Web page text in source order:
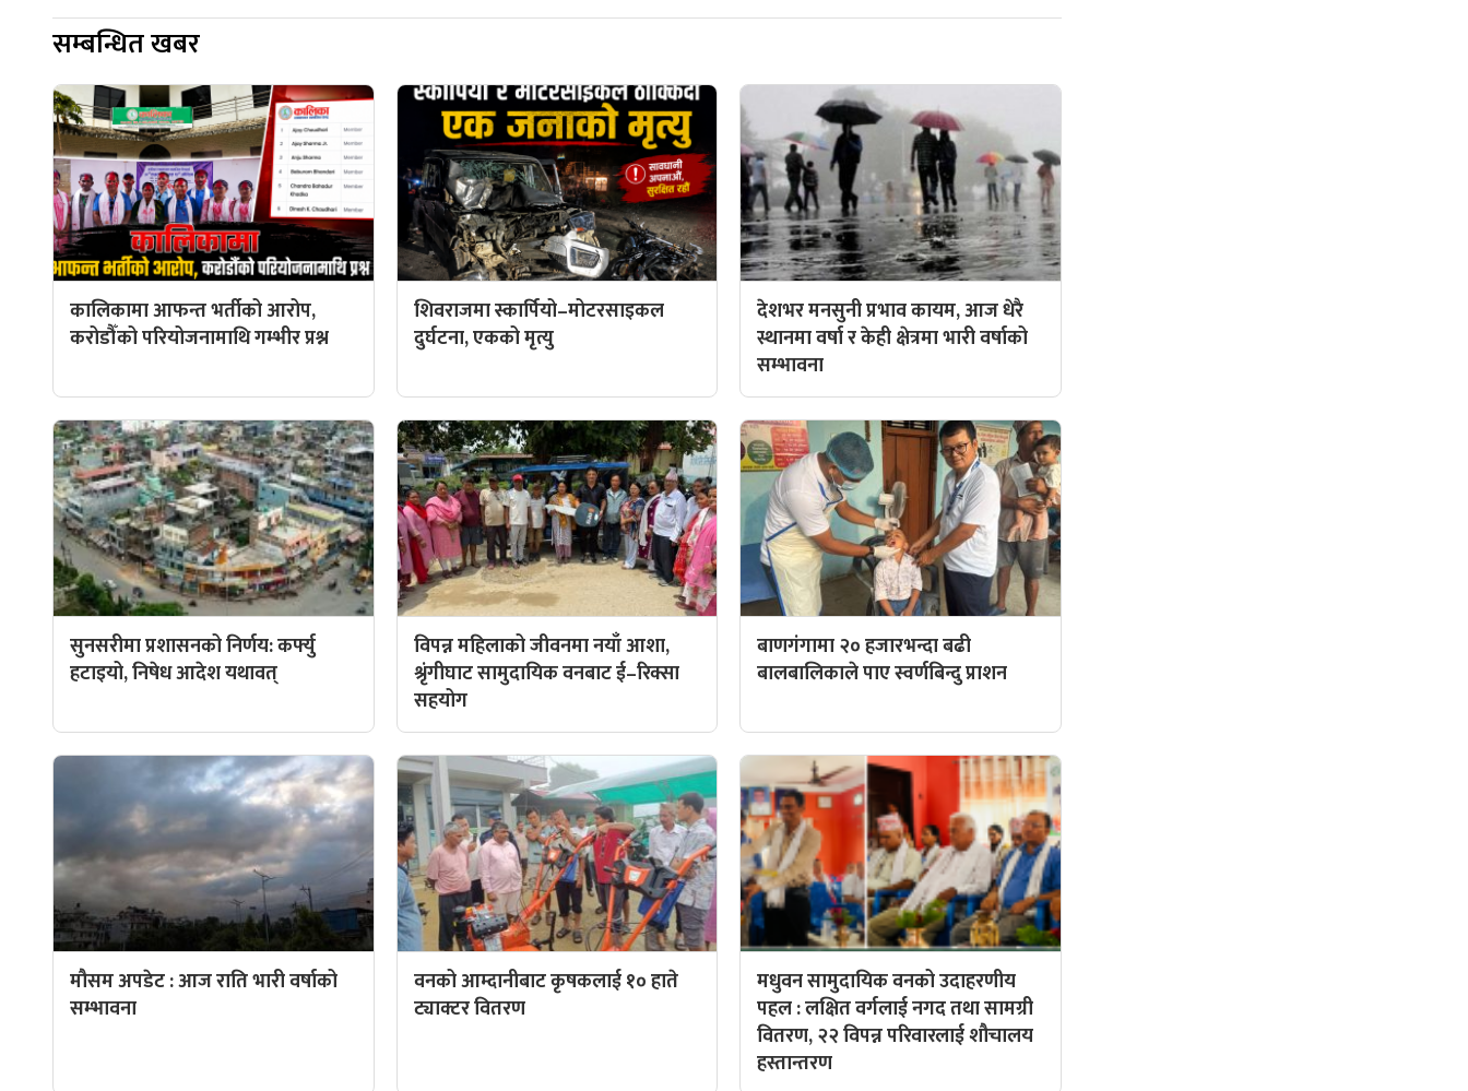
सम्बन्धित खबर
कालिकामा आफन्त भर्तीको आरोप,
करोडौँको परियोजनामाथि गम्भीर प्रश्न
शिवराजमा स्कार्पियो–मोटरसाइकल
दुर्घटना, एकको मृत्यु
देशभर मनसुनी प्रभाव कायम, आज धेरै
स्थानमा वर्षा र केही क्षेत्रमा भारी वर्षाको
सम्भावना
सुनसरीमा प्रशासनको निर्णय: कर्फ्यु
हटाइयो, निषेध आदेश यथावत्
विपन्न महिलाको जीवनमा नयाँ आशा,
श्रृंगीघाट सामुदायिक वनबाट ई–रिक्सा
सहयोग
बाणगंगामा २० हजारभन्दा बढी
बालबालिकाले पाए स्वर्णबिन्दु प्राशन
मौसम अपडेट : आज राति भारी वर्षाको
सम्भावना
वनको आम्दानीबाट कृषकलाई १० हाते
ट्याक्टर वितरण
मधुवन सामुदायिक वनको उदाहरणीय
पहल : लक्षित वर्गलाई नगद तथा सामग्री
वितरण, २२ विपन्न परिवारलाई शौचालय
हस्तान्तरण